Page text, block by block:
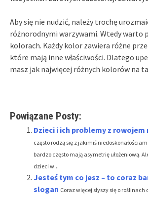
Aby się nie nudzić, należy trochę
różnorodnymi warzywami. Wtedy warto
kolorach. Każdy kolor zawiera różne
które mają inne właściwości. Dlatego
masz jak najwięcej różnych kolorów na
Powiązane Posty:
Dzieci i ich problemy z rowojem
często rodzą się z jakimiś
bardzo często mają asymetrię ułożeniową.
dzieci w...
Jesteś tym co jesz – to coraz
slogan Coraz więcej słyszy się o